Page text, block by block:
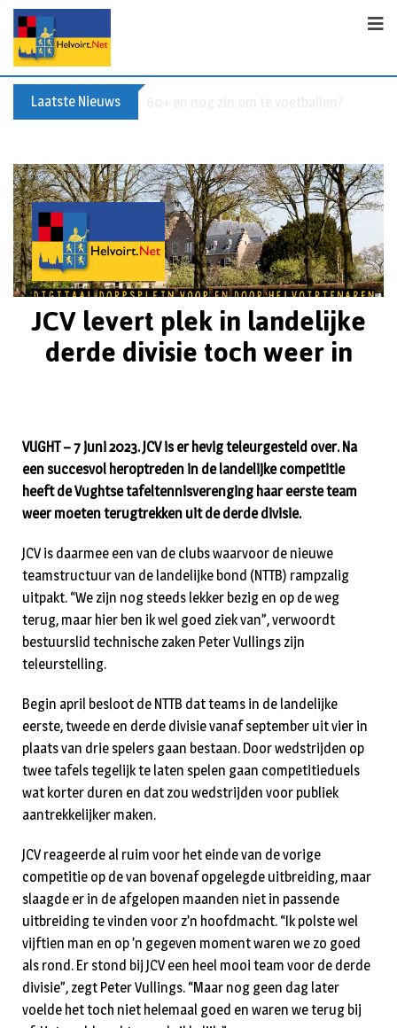
Laatste Nieuws
JCV levert plek in landelijke
derde divisie toch weer in
VUGHT – 7 juni 2023. JCV is er hevig teleurgesteld over. Na
een succesvol heroptreden in de landelijke competitie
heeft de Vughtse tafeltennisverenging haar eerste team
weer moeten terugtrekken uit de derde divisie.
JCV is daarmee een van de clubs waarvoor de nieuwe
teamstructuur van de landelijke bond (NTTB) rampzalig
uitpakt. “We zijn nog steeds lekker bezig en op de weg
terug, maar hier ben ik wel goed ziek van”, verwoordt
bestuurslid technische zaken Peter Vullings zijn
teleurstelling.
Begin april besloot de NTTB dat teams in de landelijke
eerste, tweede en derde divisie vanaf september uit vier in
plaats van drie spelers gaan bestaan. Door wedstrijden op
twee tafels tegelijk te laten spelen gaan competitieduels
wat korter duren en dat zou wedstrijden voor publiek
aantrekkelijker maken.
JCV reageerde al ruim voor het einde van de vorige
competitie op de van bovenaf opgelegde uitbreiding, maar
slaagde er in de afgelopen maanden niet in passende
uitbreiding te vinden voor z’n hoofdmacht. “Ik polste wel
vijftien man en op ’n gegeven moment waren we zo goed
als rond. Er stond bij JCV een heel mooi team voor de derde
divisie”, zegt Peter Vullings. “Maar nog geen dag later
voelde het toch niet helemaal goed en waren we terug bij